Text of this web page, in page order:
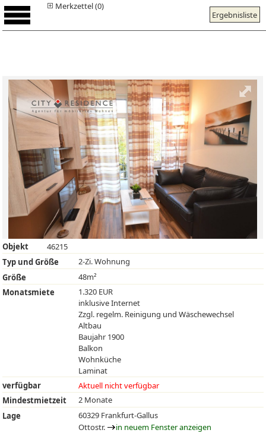
Ergebnisliste
Merkzettel (0)
Objekt
46215
Typ und Größe
2-Zi. Wohnung
Größe
48m²
Monatsmiete
1.320 EUR
inklusive Internet
Zzgl. regelm. Reinigung und Wäschewechsel
Altbau
Baujahr 1900
Balkon
Wohnküche
Laminat
verfügbar
Aktuell nicht verfügbar
Mindestmietzeit
2 Monate
Lage
60329 Frankfurt-Gallus
Ottostr.
in neuem Fenster anzeigen